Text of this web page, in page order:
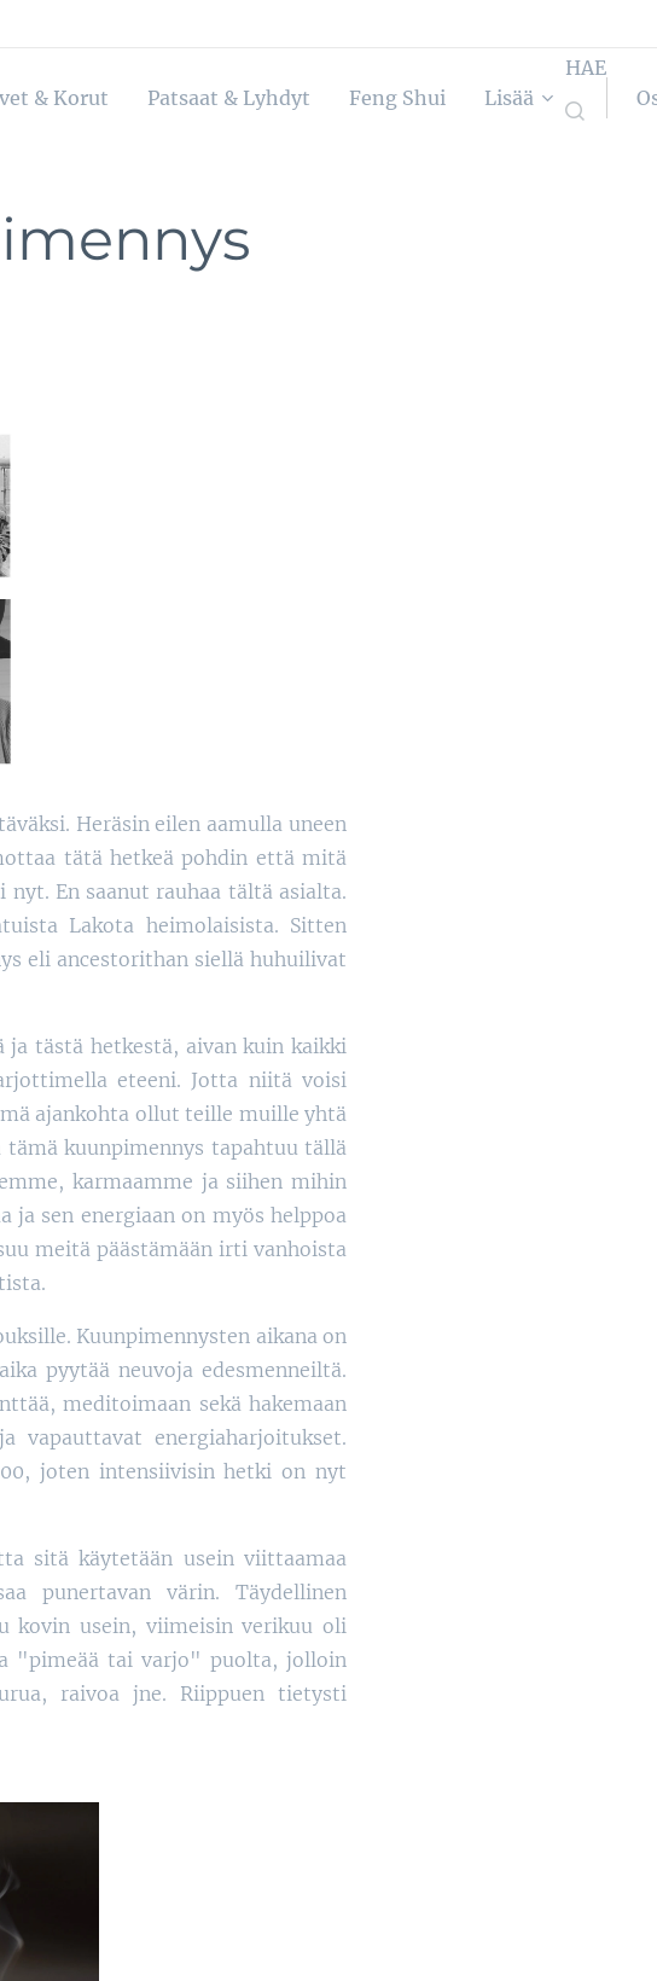
& Korut Patsaat & Lyhdyt Feng Shui Lisää
HAE
Heräsin eilen aamulla uneen
tätä hetkeä pohdin että mitä
En saanut rauhaa tältä asialta.
Lakota heimolaisista. Sitten
eli ancestorithan siellä huhuilivat
tästä hetkestä, aivan kuin kaikki
eteeni. Jotta niitä voisi
ajankohta ollut teille muille yhtä
kuunpimennys tapahtuu tällä
karmaamme ja siihen mihin
ja sen energiaan on myös helppoa
meitä päästämään irti vanhoista
Kuunpimennysten aikana on
pyytää neuvoja edesmenneiltä.
meditoimaan sekä hakemaan
vapauttavat energiaharjoitukset.
joten intensiivisin hetki on nyt
sitä käytetään usein viittaamaa
punertavan värin. Täydellinen
kovin usein, viimeisin verikuu oli
"pimeää tai varjo" puolta, jolloin
raivoa jne. Riippuen tietysti